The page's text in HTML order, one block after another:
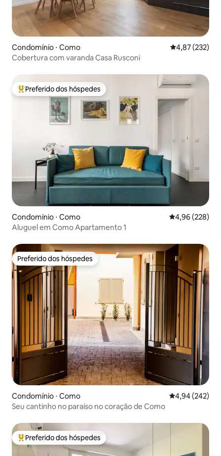
Condomínio ⋅ Como 4,87 de uma
4,87 (232)
Cobertura com varanda Casa Rusconi
Entre os melhores preferidos dos hóspedes
Preferido dos hóspedes
Condomínio ⋅ Como 4,96 de uma
4,96 (228)
Aluguel em Como Apartamento 1
Preferido dos hóspedes
Preferido dos hóspedes
Condomínio ⋅ Como 4,94 de uma
4,94 (242)
Seu cantinho no paraíso no coração de Como
Entre os melhores preferidos dos hóspedes
Preferido dos hóspedes